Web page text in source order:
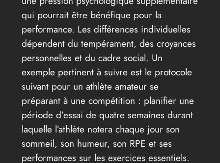
qui pourrait être bénéfique pour la
performance. Les différences individuelles
dépendent du tempérament, des croyances
personnelles et du cadre social. Un
exemple pertinent à suivre est le protocole
suivant pour un athlète amateur se
préparant à une compétition : planifier une
période d’essai de quatre semaines durant
laquelle l’athlète notera chaque jour son
sommeil, son humeur, son RPE et ses
performances sur les exercices essentiels.